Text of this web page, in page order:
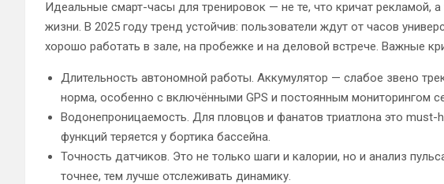
Идеальные смарт-часы для тренировок — не те, что кричат рекламой,
жизни. В 2025 году тренд устойчив: пользователи ждут от часов
хорошо работать в зале, на пробежке и на деловой встрече. Важные
Длительность автономной работы. Аккумулятор — слабое звено
норма, особенно с включёнными GPS и постоянным мониторингом
Водонепроницаемость. Для пловцов и фанатов триатлона это
функций теряется у бортика бассейна.
Точность датчиков. Это не только шаги и калории, но и анализ
точнее, тем лучше отслеживать динамику.